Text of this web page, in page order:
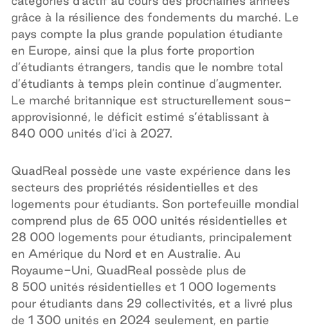
grâce à la résilience des fondements du marché. Le
pays compte la plus grande population étudiante
en Europe, ainsi que la plus forte proportion
d’étudiants étrangers, tandis que le nombre total
d’étudiants à temps plein continue d’augmenter.
Le marché britannique est structurellement sous-
approvisionné, le déficit estimé s’établissant à
840 000 unités d’ici à 2027.
QuadReal possède une vaste expérience dans les
secteurs des propriétés résidentielles et des
logements pour étudiants. Son portefeuille mondial
comprend plus de 65 000 unités résidentielles et
28 000 logements pour étudiants, principalement
en Amérique du Nord et en Australie. Au
Royaume-Uni, QuadReal possède plus de
8 500 unités résidentielles et 1 000 logements
pour étudiants dans 29 collectivités, et a livré plus
de 1 300 unités en 2024 seulement, en partie